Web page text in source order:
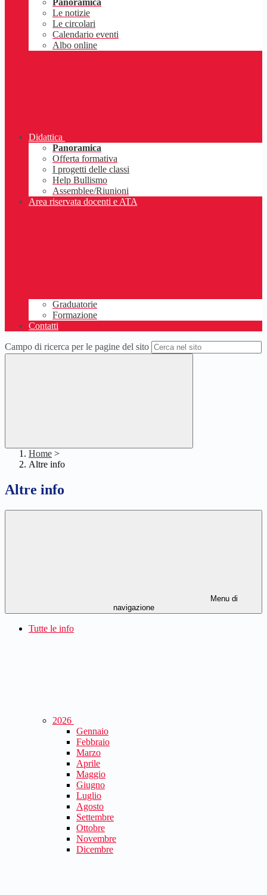
Panoramica
Le notizie
Le circolari
Calendario eventi
Albo online
Didattica
Panoramica
Offerta formativa
I progetti delle classi
Help Bullismo
Assemblee/Riunioni
Area riservata docenti e ATA
Graduatorie
Formazione
Contatti
Campo di ricerca per le pagine del sito
Home >
Altre info
Altre info
Menu di
navigazione
Tutte le info
2026
Gennaio
Febbraio
Marzo
Aprile
Maggio
Giugno
Luglio
Agosto
Settembre
Ottobre
Novembre
Dicembre